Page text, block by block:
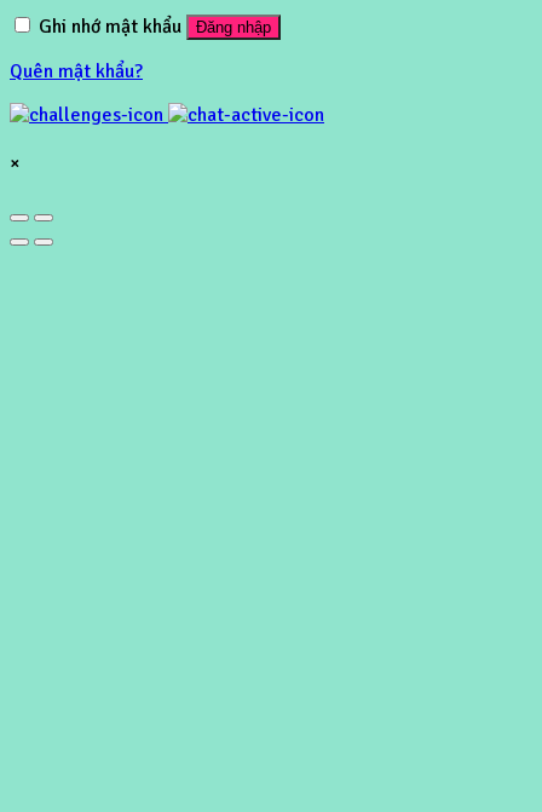
Ghi nhớ mật khẩu
Đăng nhập
Quên mật khẩu?
×